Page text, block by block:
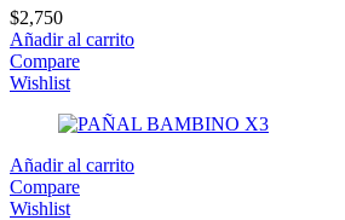
$2,750
Añadir al carrito
Compare
Wishlist
Añadir al carrito
Compare
Wishlist